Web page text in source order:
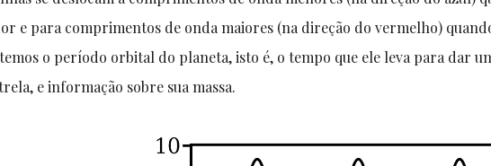
e para comprimentos de onda maiores (na direção do vermelho)
o período orbital do planeta, isto é, o tempo que ele leva para dar
e informação sobre sua massa.